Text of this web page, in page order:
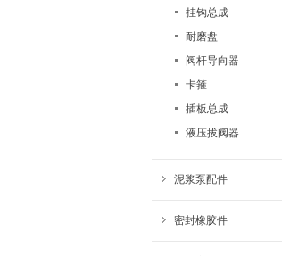
挂钩总成
耐磨盘
阀杆导向器
卡箍
插板总成
液压拔阀器
泥浆泵配件
密封橡胶件